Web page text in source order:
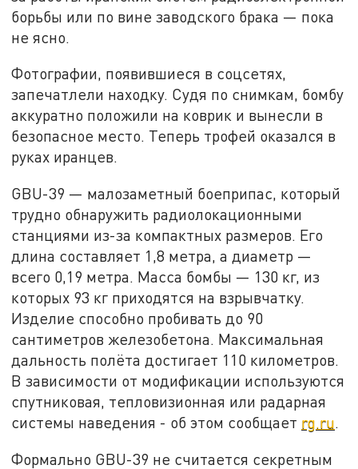
борьбы или по вине заводского брака — пока
не ясно.
Фотографии, появившиеся в соцсетях,
запечатлели находку. Судя по снимкам, бомбу
аккуратно положили на коврик и вынесли в
безопасное место. Теперь трофей оказался в
руках иранцев.
GBU-39 — малозаметный боеприпас, который
трудно обнаружить радиолокационными
станциями из-за компактных размеров. Его
длина составляет 1,8 метра, а диаметр —
всего 0,19 метра. Масса бомбы — 130 кг, из
которых 93 кг приходятся на взрывчатку.
Изделие способно пробивать до 90
сантиметров железобетона. Максимальная
дальность полёта достигает 110 километров.
В зависимости от модификации используются
спутниковая, тепловизионная или радарная
системы наведения - об этом сообщает rg.ru.
Формально GBU-39 не считается секретным